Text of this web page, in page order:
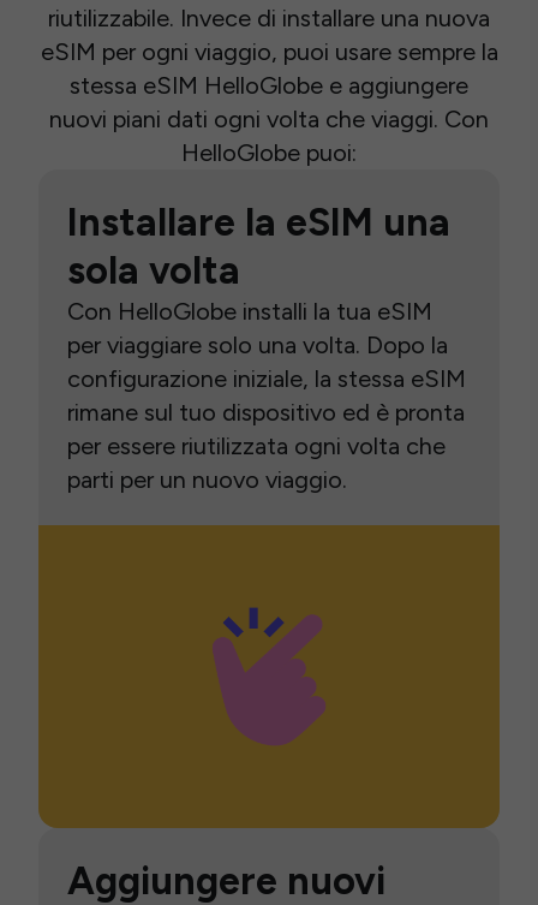
riutilizzabile. Invece di installare una nuova
eSIM per ogni viaggio, puoi usare sempre la
stessa eSIM HelloGlobe e aggiungere
nuovi piani dati ogni volta che viaggi. Con
HelloGlobe puoi:
Installare la eSIM una
sola volta
Con HelloGlobe installi la tua eSIM
per viaggiare solo una volta. Dopo la
configurazione iniziale, la stessa eSIM
rimane sul tuo dispositivo ed è pronta
per essere riutilizzata ogni volta che
parti per un nuovo viaggio.
Aggiungere nuovi